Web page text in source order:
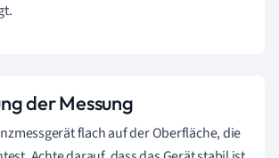
der Messung
flach auf der Oberfläche, die